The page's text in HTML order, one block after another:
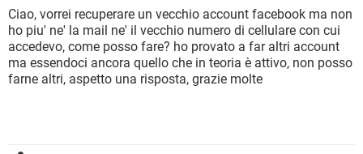
HARDWARE
INSTAGRAM
TIKTOK FACEBOOK
HARDWARE
iOS WINDOWS 10
INSTAGRAM WHATSAPP
TIKTOK FACEBOOK
COVID-19
INTRATTENIMENTO ANDROID
iOS WINDOWS 10
WHATSAPP
Ciao, vorrei recuperare un vecchio account facebook ma non
ho piu' ne' la mail ne' il vecchio numero di cellulare con cui
accedevo, come posso fare? ho provato a far altri account
ma essendoci ancora quello che in teoria è attivo, non posso
farne altri, aspetto una risposta, grazie molte